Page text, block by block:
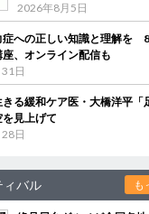
2026年8月5日
症への正しい知識と理解を
、オンライン配信も
日
きる緩和ケア医・大橋洋平「
見上げて
日
ィバル も